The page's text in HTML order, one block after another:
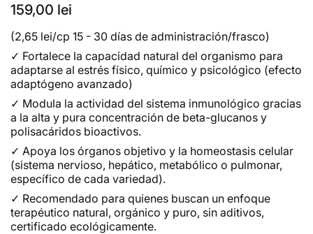
159,00 lei
(2,65 lei/cp 15 - 30 días de administración/frasco)
✓ Fortalece la capacidad natural del organismo para
adaptarse al estrés físico, químico y psicológico (efecto
adaptógeno avanzado)
✓ Modula la actividad del sistema inmunológico gracias
a la alta y pura concentración de beta-glucanos y
polisacáridos bioactivos.
✓ Apoya los órganos objetivo y la homeostasis celular
(sistema nervioso, hepático, metabólico o pulmonar,
específico de cada variedad).
✓ Recomendado para quienes buscan un enfoque
terapéutico natural, orgánico y puro, sin aditivos,
certificado ecológicamente.